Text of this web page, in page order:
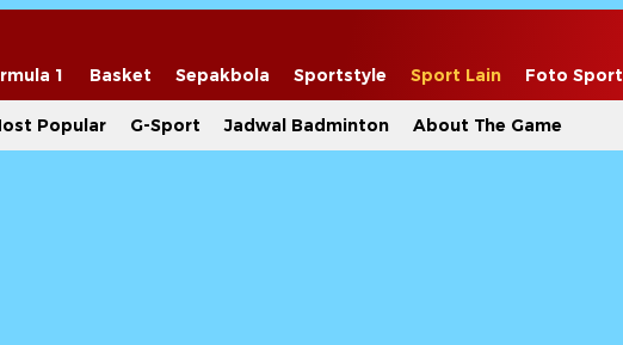
1 Basket Sepakbola Sportstyle Sport Lain Foto Sport
Popular G-Sport Jadwal Badminton About The Game